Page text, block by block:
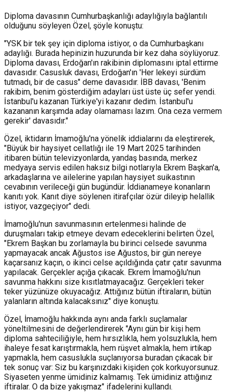
Diploma davasının Cumhurbaşkanlığı adaylığıyla bağlantılı
olduğunu söyleyen Özel, şöyle konuştu:
"YSK bir tek şey için diploma istiyor, o da Cumhurbaşkanı
adaylığı. Burada hepinizin huzurunda bir kez daha söylüyoruz.
Diploma davası, Erdoğan'ın rakibinin diplomasını iptal ettirme
davasıdır. Casusluk davası, Erdoğan'ın 'Her lekeyi sürdüm
tutmadı, bir de casus" deme davasıdır. İBB davası, 'Benim
rakibim, benim gösterdiğim adayları üst üste üç sefer yendi.
İstanbul'u kazanan Türkiye'yi kazanır dedim. İstanbul'u
kazananın karşımda aday olamaması lazım. Ona ceza vermem
gerekir' davasıdır."
Özel, iktidarın İmamoğlu'na yönelik iddialarını da eleştirerek,
"Büyük bir haysiyet cellatlığı ile 19 Mart 2025 tarihinden
itibaren bütün televizyonlarda, yandaş basında, merkez
medyaya servis edilen haksız bilgi notlarıyla Ekrem Başkan'a,
arkadaşlarına ve ailelerine yapılan haysiyet suikastının
cevabının verileceği gün bugündür. İddianameye konanların
kanıtı yok. Kanıt diye söylenen itirafçılar özür dileyip helallik
istiyor, vazgeçiyor" dedi.
İmamoğlu'nun savunmasının ertelenmesi halinde de
duruşmaları takip etmeye devam edeceklerini belirten Özel,
"Ekrem Başkan bu zorlamayla bu birinci celsede savunma
yapmayacak ancak Ağustos ise Ağustos, bir gün nereye
kaçarsanız kaçın, o ikinci celse açıldığında çatır çatır savunma
yapılacak. Gerçekler açığa çıkacak. Ekrem İmamoğlu'nun
savunma hakkını size kısıtlatmayacağız. Gerçekleri teker
teker yüzünüze okuyacağız. Attığınız bütün iftiraların, bütün
yalanların altında kalacaksınız" diye konuştu.
Özel, İmamoğlu hakkında aynı anda farklı suçlamalar
yöneltilmesini de değerlendirerek "Aynı gün bir kişi hem
diploma sahteciliğiyle, hem hırsızlıkla, hem yolsuzlukla, hem
ihaleye fesat karıştırmakla, hem rüşvet almakla, hem irtikap
yapmakla, hem casuslukla suçlanıyorsa buradan çıkacak bir
tek sonuç var: Siz bu karşınızdaki kişiden çok korkuyorsunuz.
Siyaseten yenme ümidiniz kalmamış. Tek ümidiniz attığınız
iftiralar. O da bize yakışmaz" ifadelerini kullandı.